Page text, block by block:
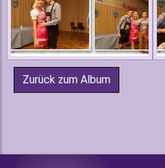
Zurück zum Album